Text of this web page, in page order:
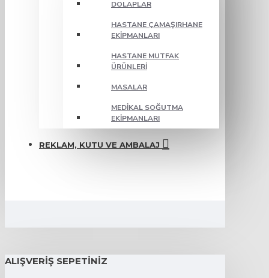
DOLAPLAR
HASTANE ÇAMAŞIRHANE
EKIPMANLARI
HASTANE MUTFAK
ÜRÜNLERI
MASALAR
MEDIKAL SOĞUTMA
EKIPMANLARI
REKLAM, KUTU VE AMBALAJ
ALIŞVERIŞ SEPETINIZ